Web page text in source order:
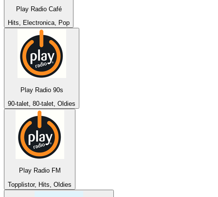
Play Radio Café
Hits, Electronica, Pop
Play Radio 90s
90-talet, 80-talet, Oldies
Play Radio FM
Topplistor, Hits, Oldies